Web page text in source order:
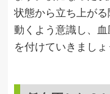
状態から立ち上が
動くよう意識し、
を付けていきましょ